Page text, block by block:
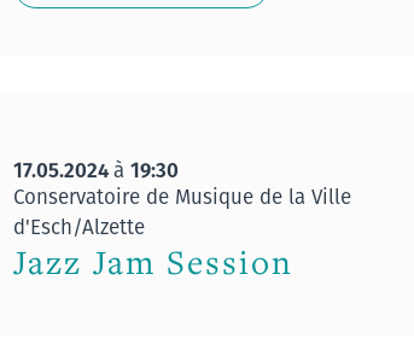
17.05.2024à 19:30
Conservatoire de Musique de la Ville
d'Esch/Alzette
Jazz Jam Session